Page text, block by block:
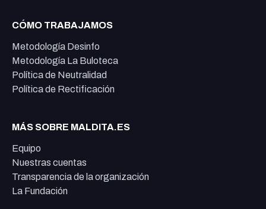
CÓMO TRABAJAMOS
Metodología Desinfo
Metodología La Buloteca
Política de Neutralidad
Política de Rectificación
MÁS SOBRE MALDITA.ES
Equipo
Nuestras cuentas
Transparencia de la organización
La Fundación